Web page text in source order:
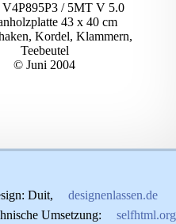
V4P895P3 / 5MT V 5.0
43 x 40 cm
Kordel, Klammern,
Teebeutel
© Juni 2004
Duit,
designenlassen.de
Umsetzung:
selfhtml.org